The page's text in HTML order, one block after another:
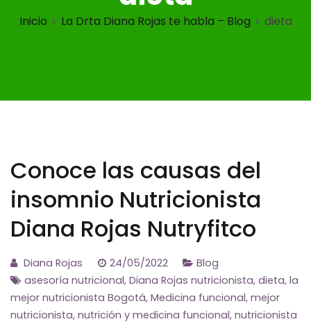
Inicio La Drta Diana Rojas te habla – Blog dieta
Conoce las causas del
insomnio Nutricionista
Diana Rojas Nutryfitco
Diana Rojas 24/05/2022
Blog
asesoría nutricional, Diana Rojas nutricionista, dieta, la
mejor nutricionista Bogotá, Medicina funcional, mejor
nutricionista, nutrición y medicina funcional, nutricionista